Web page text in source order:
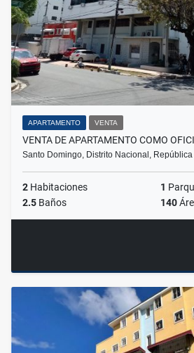
APARTAMENTO VENTA
VENTA DE APARTAMENTO COMO
Santo Domingo, Distrito Nacional,
2 Habitaciones 1
2.5 Baños 140